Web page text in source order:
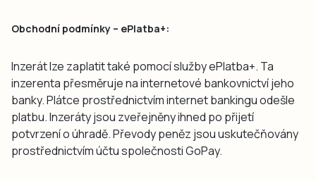
Obchodní podmínky – ePlatba+:
Inzerát lze zaplatit také pomocí služby ePlatba+. Ta
inzerenta přesměruje na internetové bankovnictví jeho
banky. Plátce prostřednictvím internet bankingu odešle
platbu. Inzeráty jsou zveřejněny ihned po přijetí
potvrzení o úhradě. Převody peněz jsou uskutečňovány
prostřednictvím účtu společnosti GoPay.